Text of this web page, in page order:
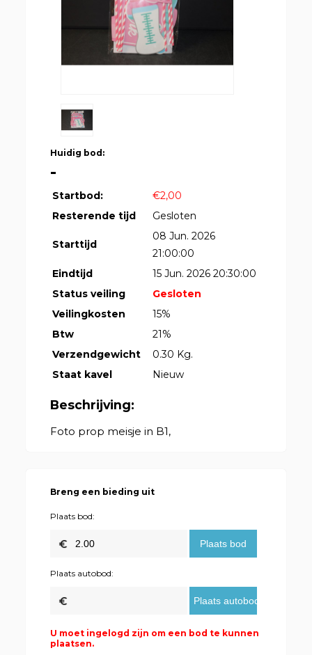
Huidig bod:
-
Startbod:
€2,00
Resterende tijd
Gesloten
Starttijd
08 Jun. 2026
21:00:00
Eindtijd
15 Jun. 2026 20:30:00
Status veiling
Gesloten
Veilingkosten
15%
Btw
21%
Verzendgewicht
0.30 Kg.
Staat kavel
Nieuw
Beschrijving:
Foto prop meisje in B1,
Breng een bieding uit
Plaats bod:
Plaats autobod:
U moet ingelogd zijn om een bod te kunnen
plaatsen.